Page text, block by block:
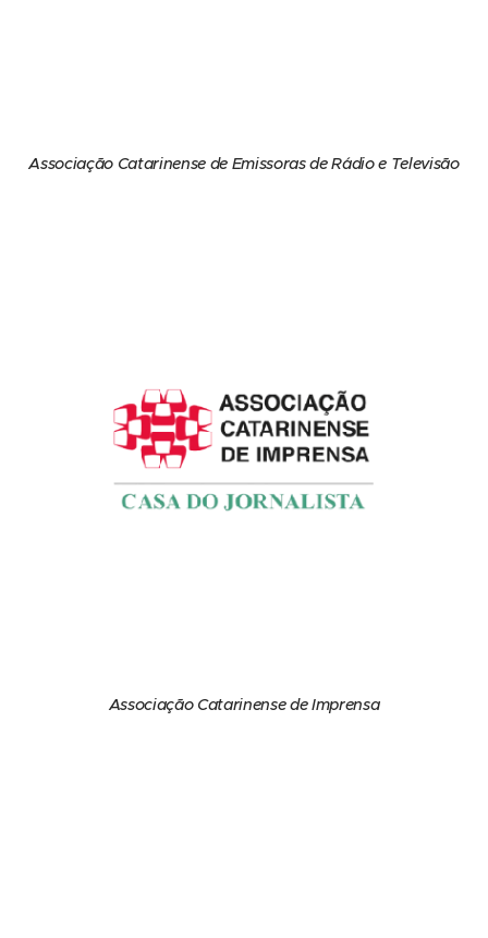
Associação Catarinense de Emissoras de Rádio e Televisão
Associação Catarinense de Imprensa